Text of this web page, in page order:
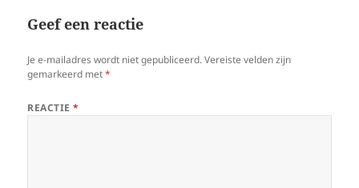
Geef een reactie
Je e-mailadres wordt niet gepubliceerd. Vereiste velden zijn
gemarkeerd met*
REACTIE*